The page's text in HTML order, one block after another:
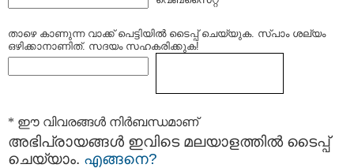
താഴെ കാണുന്ന വാക്ക് പെട്ടിയില്‍ ടൈപ്പ്‌ ചെയ്യുക. സ്പാം ശല്യം
ഒഴിക്കാനാണിത്. സദയം സഹകരിക്കുക!
* ഈ വിവരങ്ങള്‍ നിര്‍ബന്ധമാണ്
അഭിപ്രായങ്ങള്‍ ഇവിടെ മലയാളത്തില്‍ ടൈപ്പ്
ചെയ്യാം. എങ്ങനെ?